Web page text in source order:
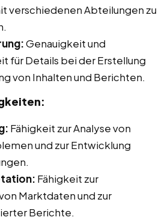
verschiedenen Abteilungen zu
Genauigkeit und
für Details bei der Erstellung
von Inhalten und Berichten.
Fähigkeit zur Analyse von
und zur Entwicklung
Fähigkeit zur
Marktdaten und zur
Berichte.